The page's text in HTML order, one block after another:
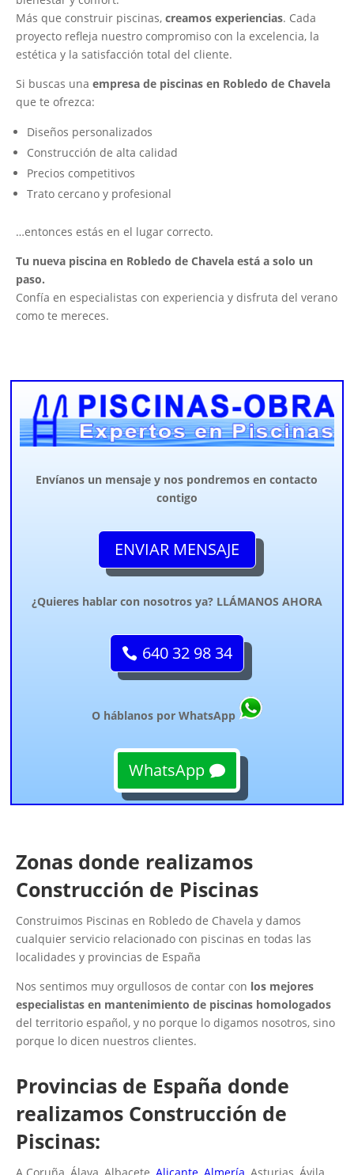
Más que construir piscinas, creamos experiencias. Cada
proyecto refleja nuestro compromiso con la excelencia, la
estética y la satisfacción total del cliente.
Si buscas una empresa de piscinas en Robledo de Chavela
que te ofrezca:
Diseños personalizados
Construcción de alta calidad
Precios competitivos
Trato cercano y profesional
…entonces estás en el lugar correcto.
Tu nueva piscina en Robledo de Chavela está a solo un
paso.
Confía en especialistas con experiencia y disfruta del verano
como te mereces.
Envíanos un mensaje y nos pondremos en contacto
contigo
ENVIAR MENSAJE
¿Quieres hablar con nosotros ya? LLÁMANOS AHORA
640 32 98 34
O háblanos por WhatsApp
WhatsApp
Zonas donde realizamos
Construcción de Piscinas
Construimos Piscinas en Robledo de Chavela y damos
cualquier servicio relacionado con piscinas en todas las
localidades y provincias de España
Nos sentimos muy orgullosos de contar con los mejores
especialistas en mantenimiento de piscinas homologados
del territorio español, y no porque lo digamos nosotros, sino
porque lo dicen nuestros clientes.
Provincias de España donde
realizamos Construcción de
Piscinas: